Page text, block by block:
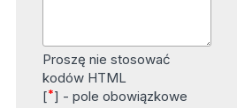
Proszę nie stosować
kodów HTML
[*] - pole obowiązkowe